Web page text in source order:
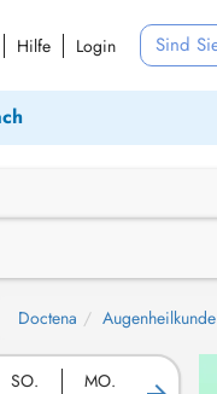
Hilfe Login Sind
Doctena
SO. MO.